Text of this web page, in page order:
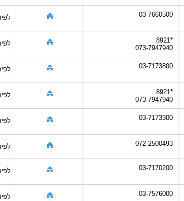
03-7660500
*8921
073-7947940
03-7173800
*8921
073-7947940
03-7173300
072-2500493
03-7170200
03-7576000